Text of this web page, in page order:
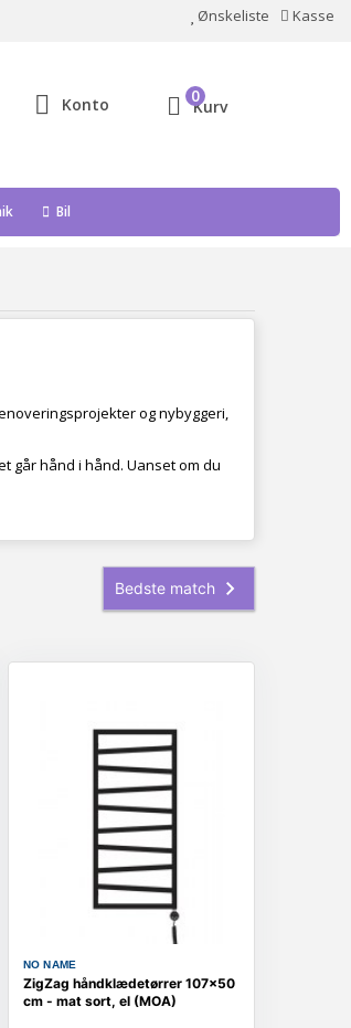
Ønskeliste Kasse
Konto Kurv
0
Bil
og nybyggeri,
går hånd i hånd. Uanset om du
NO NAME
ZigZag håndklædetørrer 107×50
cm - mat sort, el (MOA)